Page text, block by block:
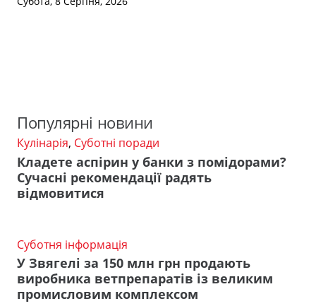
Популярні новини
Кулінарія, Суботні поради
Кладете аспірин у банки з помідорами?
Сучасні рекомендації радять
відмовитися
Суботня інформація
У Звягелі за 150 млн грн продають
виробника ветпрепаратів із великим
промисловим комплексом